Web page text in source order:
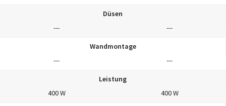
Düsen
---
---
Wandmontage
---
---
Leistung
400 W
400 W